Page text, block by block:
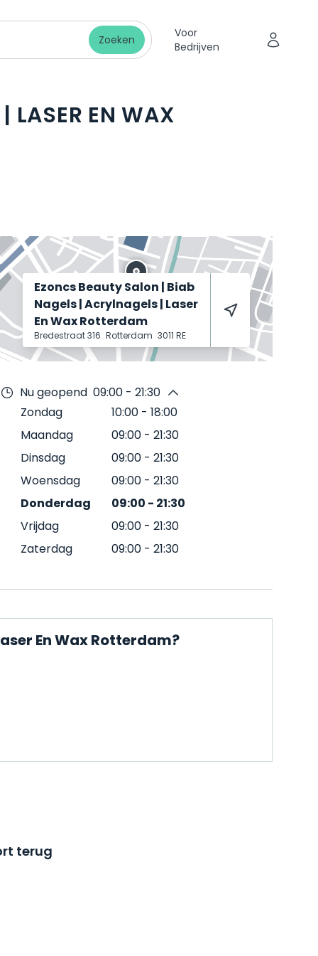
Zoeken
Voor
Bedrijven
LASER EN WAX
Ezoncs Beauty Salon | Biab
Nagels | Acrylnagels | Laser
En Wax Rotterdam
Bredestraat 316 Rotterdam 3011 RE
Nu geopend 09:00 - 21:30
Zondag
10:00 - 18:00
Maandag
09:00 - 21:30
Dinsdag
09:00 - 21:30
Woensdag
09:00 - 21:30
Donderdag
09:00 - 21:30
Vrijdag
09:00 - 21:30
Zaterdag
09:00 - 21:30
En Wax Rotterdam?
terug